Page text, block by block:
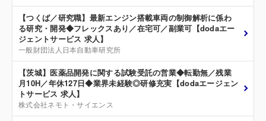
【つくば／研究職】最新エンジン搭載車両の制御解析に係わ
る研究・開発◆フレックスあり／在宅可／副業可【dodaエー
ジェントサービス 求人】
一般財団法人日本自動車研究所
【茨城】医薬品開発に関する試験受託の営業◆転勤無／残業
月10H／年休127日◆業界未経験◎研修充実【dodaエージェン
トサービス 求人】
株式会社ネモト・サイエンス